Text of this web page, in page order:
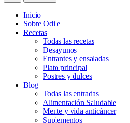
Inicio
Sobre Odile
Recetas
Todas las recetas
Desayunos
Entrantes y ensaladas
Plato principal
Postres y dulces
Blog
Todas las entradas
Alimentación Saludable
Mente y vida anticáncer
Suplementos